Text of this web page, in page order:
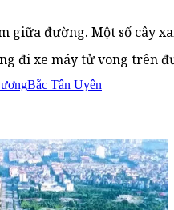
giữa đường. Một số cây
đi xe máy tử vong trên
Bắc Tân Uyên